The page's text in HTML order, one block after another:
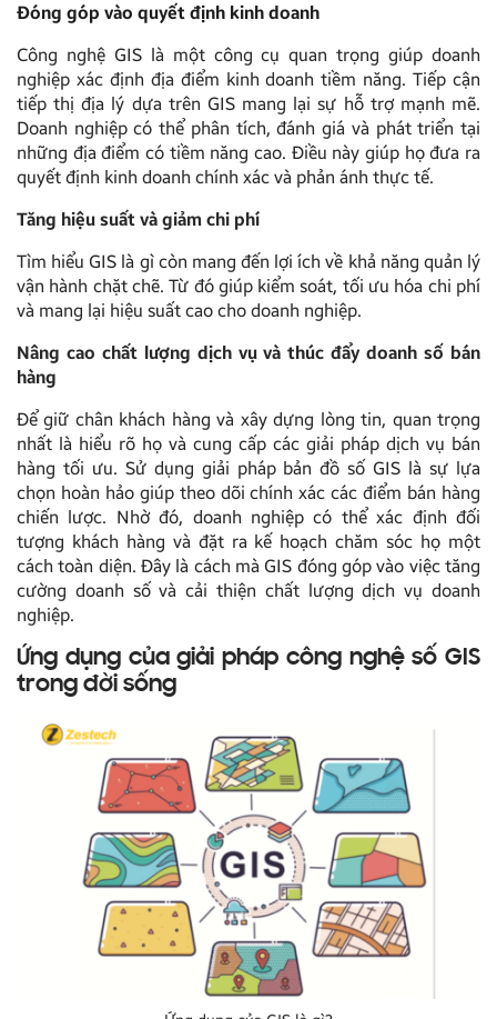
Đóng góp vào quyết định kinh doanh
Công nghệ GIS là một công cụ quan trọng giúp doanh
nghiệp xác định địa điểm kinh doanh tiềm năng. Tiếp cận
tiếp thị địa lý dựa trên GIS mang lại sự hỗ trợ mạnh mẽ.
Doanh nghiệp có thể phân tích, đánh giá và phát triển tại
những địa điểm có tiềm năng cao. Điều này giúp họ đưa ra
quyết định kinh doanh chính xác và phản ánh thực tế.
Tăng hiệu suất và giảm chi phí
Tìm hiểu GIS là gì còn mang đến lợi ích về khả năng quản lý
vận hành chặt chẽ. Từ đó giúp kiểm soát, tối ưu hóa chi phí
và mang lại hiệu suất cao cho doanh nghiệp.
Nâng cao chất lượng dịch vụ và thúc đẩy doanh số bán
hàng
Để giữ chân khách hàng và xây dựng lòng tin, quan trọng
nhất là hiểu rõ họ và cung cấp các giải pháp dịch vụ bán
hàng tối ưu. Sử dụng giải pháp bản đồ số GIS là sự lựa
chọn hoàn hảo giúp theo dõi chính xác các điểm bán hàng
chiến lược. Nhờ đó, doanh nghiệp có thể xác định đối
tượng khách hàng và đặt ra kế hoạch chăm sóc họ một
cách toàn diện. Đây là cách mà GIS đóng góp vào việc tăng
cường doanh số và cải thiện chất lượng dịch vụ doanh
nghiệp.
Ứng dụng của giải pháp công nghệ số GIS
trong đời sống